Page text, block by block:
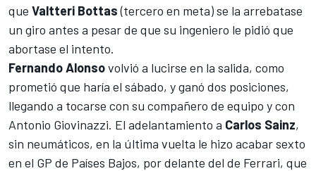
que Valtteri Bottas(tercero en meta) se la arrebatase
un giro antes a pesar de que su ingeniero le pidió que
abortase el intento.
FernandoAlonsovolvió a lucirse en la salida, como
prometió que haría el sábado, y ganó dos posiciones,
llegando a tocarse con su compañero de equipo y con
Antonio Giovinazzi. El adelantamiento a Carlos Sainz,
sin neumáticos, en la última vuelta le hizo acabar sexto
en el GP de Países Bajos, por delante del de Ferrari, que